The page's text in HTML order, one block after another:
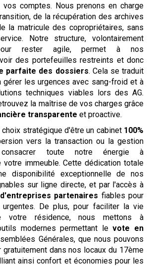
comptes. Nous prenons en charge
de la récupération des archives
la matricule des copropriétaires, sans
Notre structure, volontairement
pour rester agile, permet à nos
des portefeuilles restreints et donc
parfaite des dossiers. Cela se traduit
gérer les urgences avec sang-froid et à
techniques viables lors des AG.
la maîtrise de vos charges grâce
transparente et proactive.
stratégique d'être un cabinet 100%
vers la transaction ou la gestion
toute notre énergie à
votre immeuble. Cette dédication totale
disponibilité exceptionnelle de nos
sur ligne directe, et par l'accès à
partenaires fiables pour
urgentes. De plus, pour faciliter la vie
votre résidence, nous mettons à
modernes permettant levote en
Générales, que nous pouvons
dans nos locaux du 17ème
ainsi confort et économies pour les